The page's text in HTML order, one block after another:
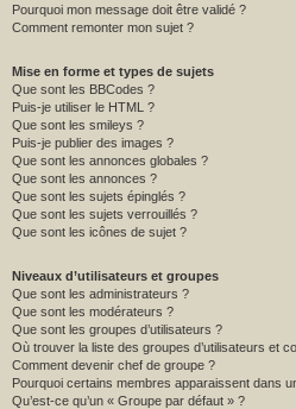
Pourquoi mon message doit être validé ?
Comment remonter mon sujet ?
Mise en forme et types de sujets
Que sont les BBCodes ?
Puis-je utiliser le HTML ?
Que sont les smileys ?
Puis-je publier des images ?
Que sont les annonces globales ?
Que sont les annonces ?
Que sont les sujets épinglés ?
Que sont les sujets verrouillés ?
Que sont les icônes de sujet ?
Niveaux d’utilisateurs et groupes
Que sont les administrateurs ?
Que sont les modérateurs ?
Que sont les groupes d’utilisateurs ?
Où trouver la liste des groupes d’utilisateurs et
Comment devenir chef de groupe ?
Pourquoi certains membres apparaissent dans
Qu’est-ce qu’un « Groupe par défaut » ?